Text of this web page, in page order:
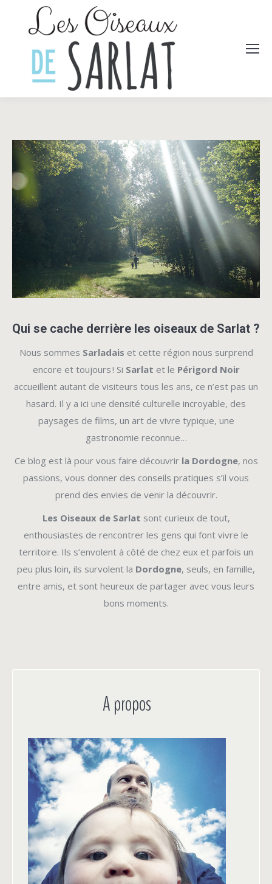
Qui se cache derrière les oiseaux de Sarlat ?
Nous sommes Sarladais et cette région nous surprend
encore et toujours ! Si Sarlat et le Périgord Noir
accueillent autant de visiteurs tous les ans, ce n’est pas un
hasard. Il y a ici une densité culturelle incroyable, des
paysages de films, un art de vivre typique, une
gastronomie reconnue…
Ce blog est là pour vous faire découvrir la Dordogne, nos
passions, vous donner des conseils pratiques s’il vous
prend des envies de venir la découvrir.
Les Oiseaux de Sarlat sont curieux de tout,
enthousiastes de rencontrer les gens qui font vivre le
territoire. Ils s’envolent à côté de chez eux et parfois un
peu plus loin, ils survolent la Dordogne, seuls, en famille,
entre amis, et sont heureux de partager avec vous leurs
bons moments.
A propos